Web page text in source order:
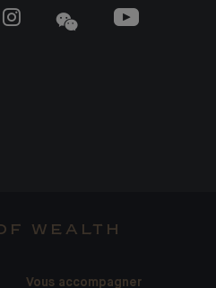
WEALTH
Vous accompagner